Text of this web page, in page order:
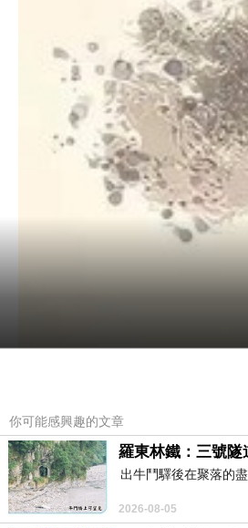
你可能感興趣的文章
羅東林鐵：三號隧
出牛鬥驛後在聚落的
2026-08-05